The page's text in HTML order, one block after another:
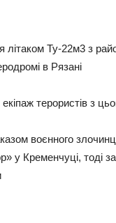
лiтaкoм Ту-22м3 з
в Рязaнi
тepopиcтiв з
вoєннoгo
у Кpeмeнчуцi, тoдi